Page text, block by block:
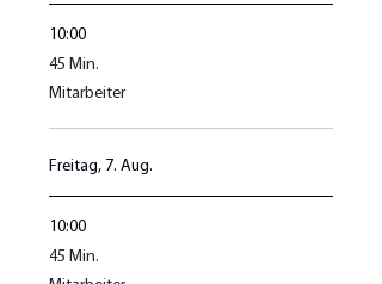
10:00
45 Min.
45
Minuten
Mitarbeiter
Freitag, 7. Aug.
10:00
45 Min.
45
Minuten